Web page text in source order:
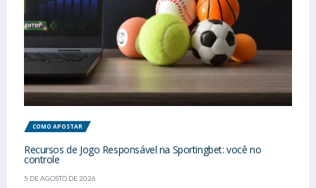
COMO APOSTAR
Recursos de Jogo Responsável na Sportingbet: você no
controle
5 DE AGOSTO DE 2026